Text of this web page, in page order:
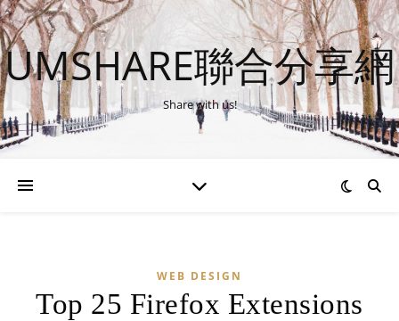
UMSHARE聯合分享網
Share with us!
WEB DESIGN
Top 25 Firefox Extensions